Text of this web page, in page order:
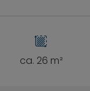
ca. 26 m²